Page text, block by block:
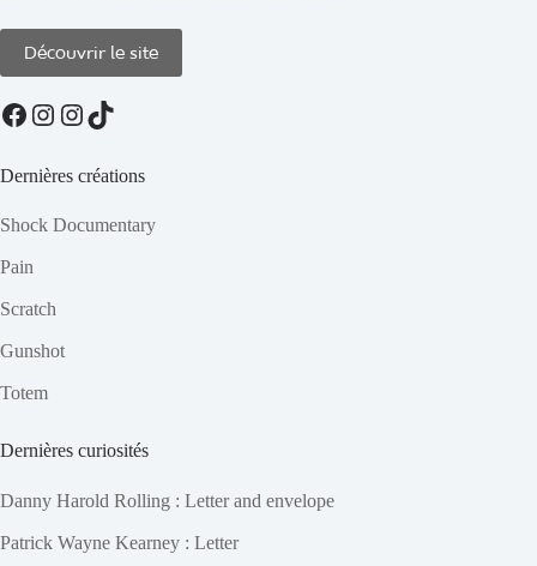
Découvrir le site
Facebook
Instagram
Instagram
TikTok
Dernières créations
Shock Documentary
Pain
Scratch
Gunshot
Totem
Dernières curiosités
Danny Harold Rolling : Letter and envelope
Patrick Wayne Kearney : Letter